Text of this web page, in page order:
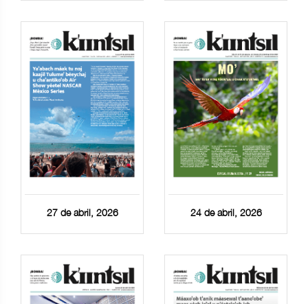
27 de abril, 2026 24 de abril, 2026